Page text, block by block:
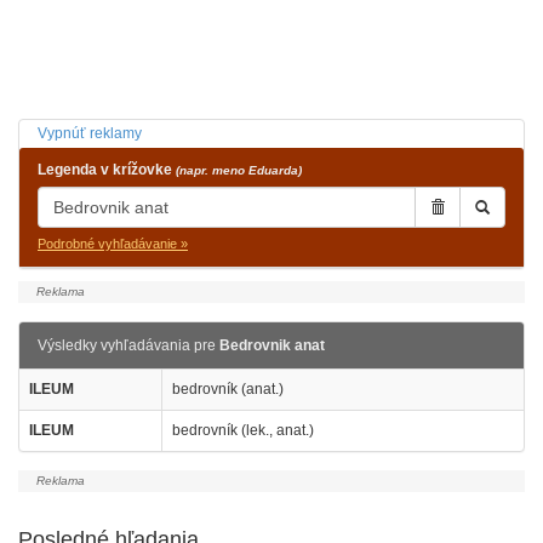
Vypnúť reklamy
Legenda v krížovke (napr. meno Eduarda)
Podrobné vyhľadávanie »
Výsledky vyhľadávania pre Bedrovnik anat
ILEUM bedrovník (anat.)
ILEUM bedrovník (lek., anat.)